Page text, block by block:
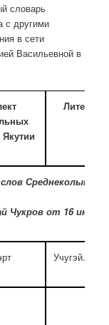
словарь
с другими
в сети
Васильевной в
Чукров от 16 июня
Учугэй. бэрт